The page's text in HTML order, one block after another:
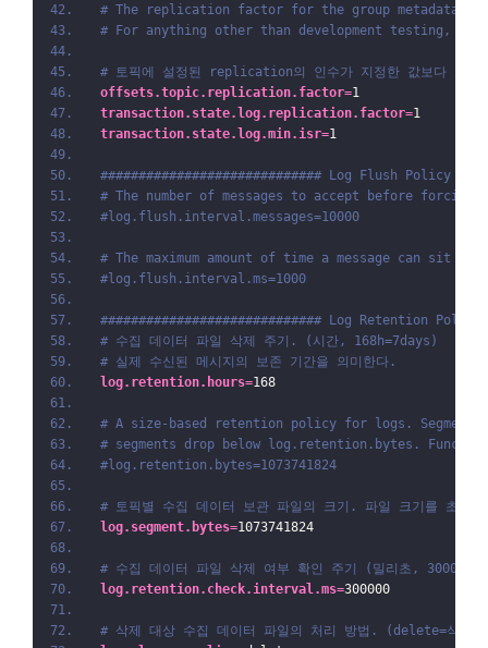
# The replication factor for the group metadata
# For anything other than development testing, a
# 토픽에 설정된 replication의 인수가 지정한 값보다 크면
offsets.topic.replication.factor=1
transaction.state.log.replication.factor=1
transaction.state.log.min.isr=1
############################# Log Flush Policy
# The number of messages to accept before
#log.flush.interval.messages=10000
# The maximum amount of time a message can sit
#log.flush.interval.ms=1000
############################# Log Retention Policy
# 수집 데이터 파일 삭제 주기. (시간, 168h=7days)
# 실제 수신된 메시지의 보존 기간을 의미한다.
log.retention.hours=168
# A size-based retention policy for logs.
# segments drop below log.retention.bytes.
#log.retention.bytes=1073741824
# 토픽별 수집 데이터 보관 파일의 크기. 파일 크기를 초과
log.segment.bytes=1073741824
# 수집 데이터 파일 삭제 여부 확인 주기 (밀리초,
log.retention.check.interval.ms=300000
# 삭제 대상 수집 데이터 파일의 처리 방법. (delete=삭제,